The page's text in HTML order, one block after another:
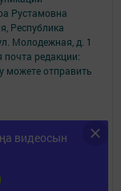
видеосын
Рустамовна
Республика
Молодежная, д. 1
почта редакции:
можете отправить
сервисов и
браузера.